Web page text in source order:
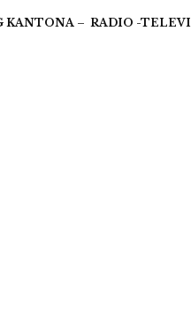
KANTONA – RADIO -